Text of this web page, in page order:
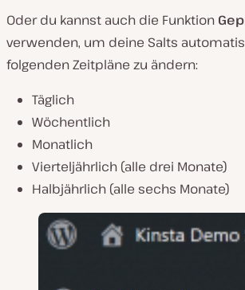
Oder du kannst auch die Funktion
verwenden, um deine Salts
folgenden Zeitpläne zu ändern:
Täglich
Wöchentlich
Monatlich
Vierteljährlich (alle drei Monate)
Halbjährlich (alle sechs Monate)